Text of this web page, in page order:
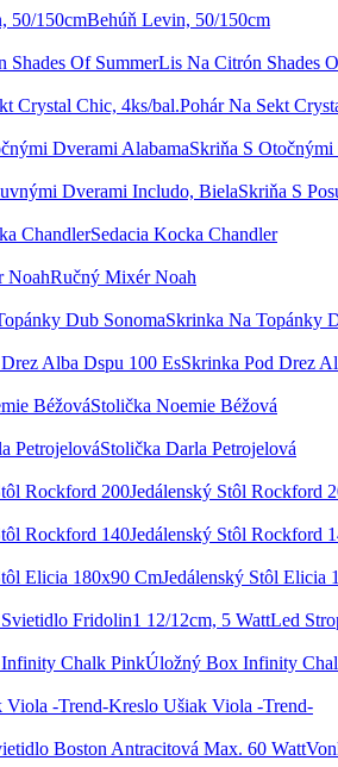
Behúň Levin, 50/150cm
Lis Na Citrón Shades
Pohár Na Sekt
Skriňa S
Skriňa S
Sedacia Kocka Chandler
Ručný Mixér Noah
Skrinka Na Topánky
Skrinka Pod Drez
Stolička Noemie Béžová
Stolička Darla Petrojelová
Jedálenský Stôl Rockford
Jedálenský Stôl Rockford
Jedálenský Stôl Elicia
Led
Úložný Box Infinity
Kreslo Ušiak Viola -Trend-